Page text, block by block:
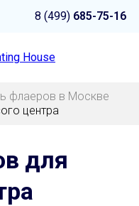
8 (499) 685-75-16
флаеров в Москве
центра
для